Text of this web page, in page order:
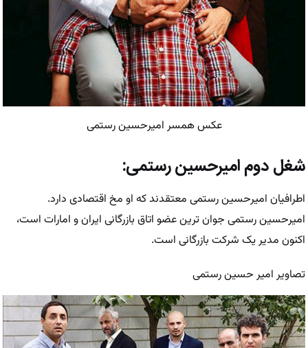
عکس همسر امیرحسین رستمی
شغل دوم امیرحسین رستمی:
اطرافیان امیرحسین رستمی معتقدند که او مخ اقتصادی دارد.
امیرحسین رستمی جوان ترین عضو اتاق بازرگانی ایران و امارات است،
اکنون مدیر یک شرکت بازرگانی است.
تصاویر امیر حسین رستمی